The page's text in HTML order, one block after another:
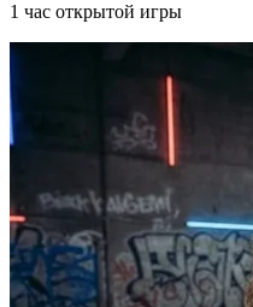
1 час открытой игры